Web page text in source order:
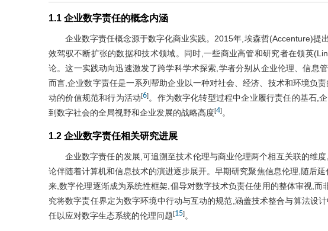
1.1 企业数字责任的概念内涵
企业数字责任概念源于数字化商业实践。2015年,埃森哲(Accenture)提
效驾驭不断扩张的数据和技术领域。同时,一些商业高管和研究者在领英
论。这一实践动向迅速激发了跨学科学术探索,学者分别从企业伦理、信息
而言,企业数字责任是一系列帮助企业以一种对社会、经济、技术和环境负
动的价值规范和行为活动[6]。作为数字化转型过程中企业履行责任的基石,
到数字社会的全局视野和企业发展的战略高度[4]。
1.2 企业数字责任相关研究进展
企业数字责任的发展,可追溯至技术伦理与商业伦理两个相互关联的维
论伴随着计算机和信息技术的演进逐步展开。早期研究聚焦信息伦理,随后
来,数字伦理逐渐成为系统性框架,倡导对数字技术负责任使用的整体审视,而
究将数字责任界定为数字环境中行动与互动的规范,涵盖技术整合与算法设
任以应对数字生态系统的伦理问题[15]。